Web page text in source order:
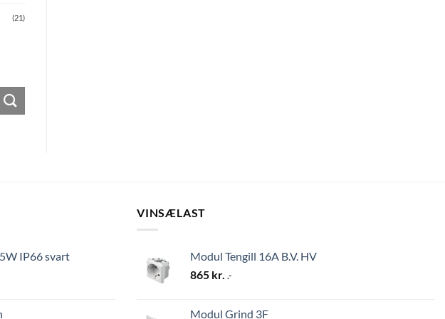
(21)
IP66 svart
VINSÆLAST
Modul Tengill 16A B.V. HV
865 kr. .-
Modul Grind 3F